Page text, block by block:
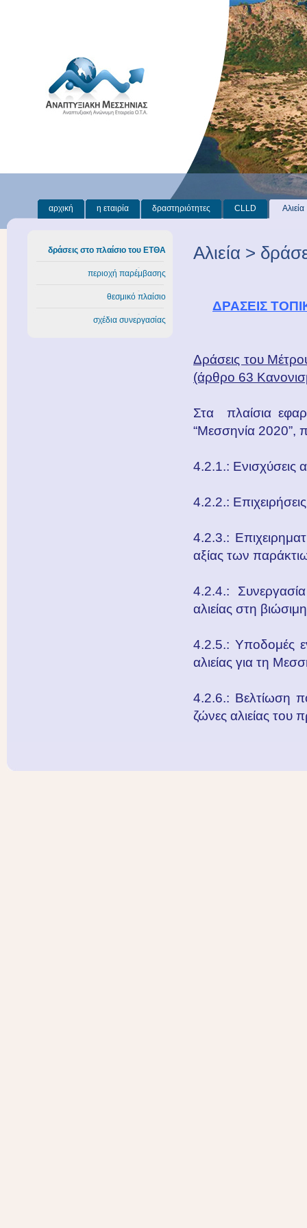
αρχική η εταιρία δραστηριότητες CLLD Αλιεία
δράσεις στο πλαίσιο του ΕΤΘΑ
περιοχή παρέμβασης
θεσμικό πλαίσιο
σχέδια συνεργασίας
Αλιεία >
ΔΡΑΣΕΙΣ
Δράσεις του
(άρθρο 63
Στα πλαίσια
“Μεσσηνία 2020”,
4.2.1.: Ενισχύσεις
4.2.2.:
4.2.3.:
αξίας των
4.2.4.:
αλιείας στη
4.2.5.: Υποδομές
αλιείας για τη
4.2.6.: Βελτίωση
ζώνες αλιείας